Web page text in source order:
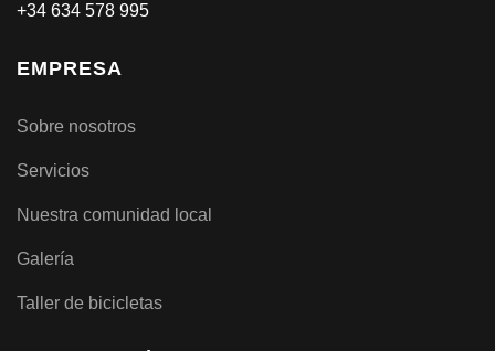
+34 634 578 995
EMPRESA
Sobre nosotros
Servicios
Nuestra comunidad local
Galería
Taller de bicicletas